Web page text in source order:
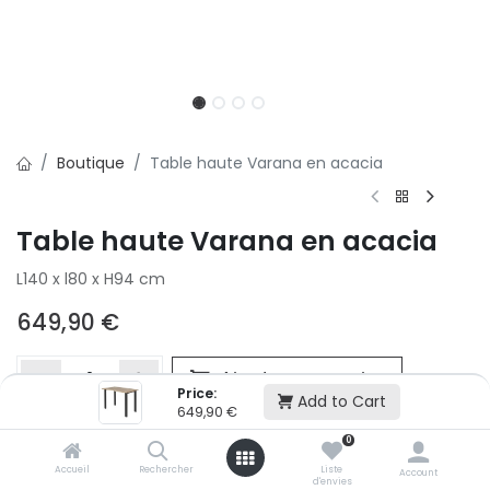
Price:
649,90 € Add to Cart
Accueil Rechercher
0
Liste
d'envies
Account
Boutique Table haute Varana en acacia
Table haute Varana en acacia
L140 x l80 x H94 cm
649,90 €
Ajouter au panier
Ajouter à la liste d'envie
Si vous ne pouvez pas ajouter cet article dans votre panier